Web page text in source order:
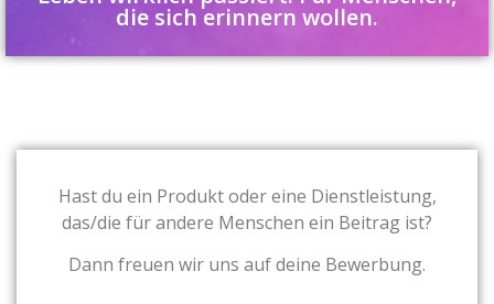
die sich erinnern wollen.
Hast du ein Produkt oder eine Dienstleistung,
das/die für andere Menschen ein Beitrag ist?
Dann freuen wir uns auf deine Bewerbung.